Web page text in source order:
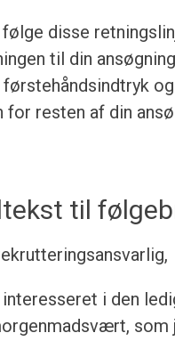
disse
til din
for resten af din
til
i den
som